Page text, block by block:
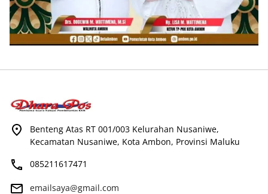
Benteng Atas RT 001/003 Kelurahan Nusaniwe,
Kecamatan Nusaniwe, Kota Ambon, Provinsi Maluku
085211617471
emailsaya@gmail.com